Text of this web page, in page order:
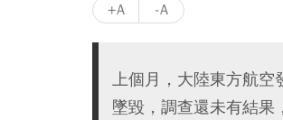
+A -A
上個月，大陸東方航
墜毀，調查還未有結